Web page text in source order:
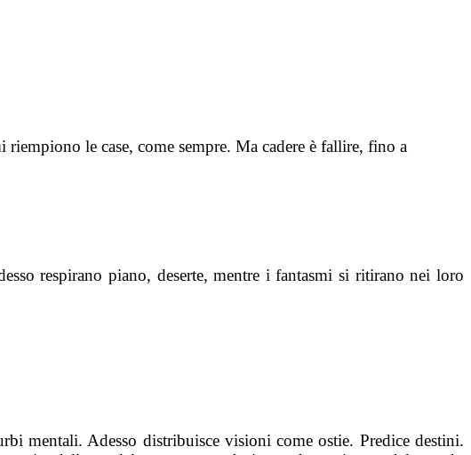
le case, come sempre. Ma cadere è fallire, fino a
respirano piano, deserte, mentre i fantasmi si ritirano nei loro
mentali. Adesso distribuisce visioni come ostie. Predice destini.